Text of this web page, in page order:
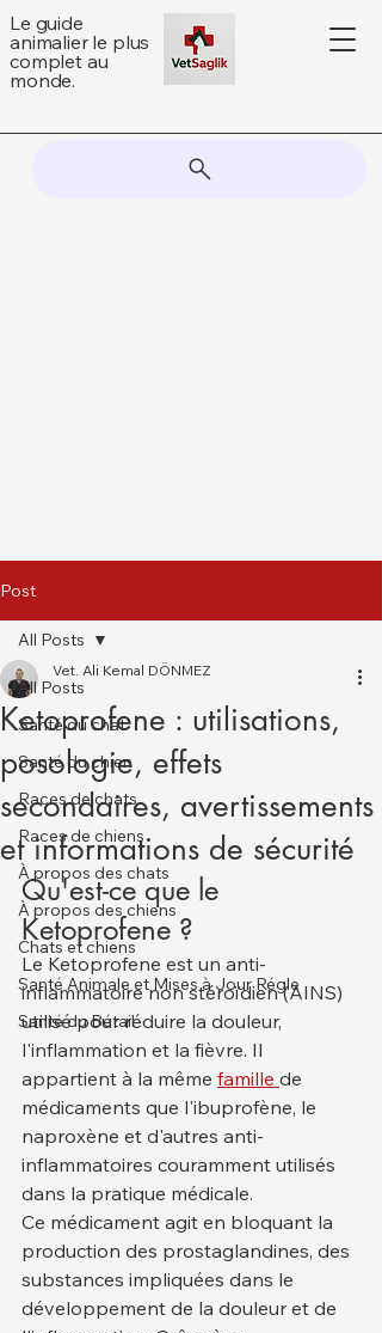
Le guide
animalier le plus
complet au
monde.
Post
All Posts
Santé du chat
Santé du chien
Races de chats
Races de chiens
À propos des chats
À propos des chiens
Chats et chiens
Santé Animale et Mises à Jour Régle
Santé du Bétail
All Posts
Ketoprofene : utilisations,
posologie, effets
secondaires, avertissements
et informations de sécurité
Vet. Ali Kemal DÖNMEZ
Qu'est-ce que le
Ketoprofene ?
Le Ketoprofene est un anti-
inflammatoire non stéroïdien (AINS)
utilisé pour réduire la douleur,
l'inflammation et la fièvre. Il
appartient à la même famille de
médicaments que l'ibuprofène, le
naproxène et d'autres anti-
inflammatoires couramment utilisés
dans la pratique médicale.
Ce médicament agit en bloquant la
production des prostaglandines, des
substances impliquées dans le
développement de la douleur et de